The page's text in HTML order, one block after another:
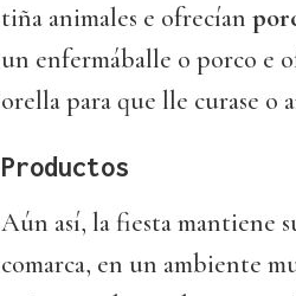
tiña animales e ofrecían
un enfermáballe o porco e
orella para que lle curase o
Productos
Aún así, la fiesta mantiene
comarca, en un ambiente